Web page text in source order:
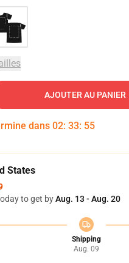
AJOUTER AU PANIER
dans 02: 33: 54
States
to get byAug. 13 - Aug. 20
Shipping
Aug. 09